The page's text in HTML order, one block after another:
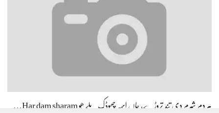
ہر دم شرم دِی تند تروڑے، جاں ایہہ چھوڈک بَلّے ھُو Har dam sharam…